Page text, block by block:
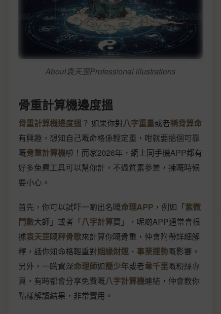
About袁天罡Professional illustrations
骨重計算機邊度搵
骨重計算機邊度搵？ 如果你對八字重量或者稱骨算命
有興趣，想知自己嘅命格係輕定重，咁就要搵個可靠
嘅骨重計算機啦！而家2026年，網上同手機APP都有
好多免費工具可以幫你計，不過質素參差，揀嘅時候
要小心。
首先，你可以試吓一啲出名嘅命理APP ，例如「紫微
鬥數大師」或者「八字計算寶」，呢啲APP通常會根
據袁天罡嘅秤骨歌來計算你嘅骨重，仲會附帶詳細解
釋，話你知命格輕重對姻緣財運 、 事業運勢嘅影響。
另外，一啲資深命理師如簡少年或者韋千里嘅粉絲專
頁，有時都會分享免費嘅八字計算機連結，仲會教你
點樣解讀結果，非常實用。